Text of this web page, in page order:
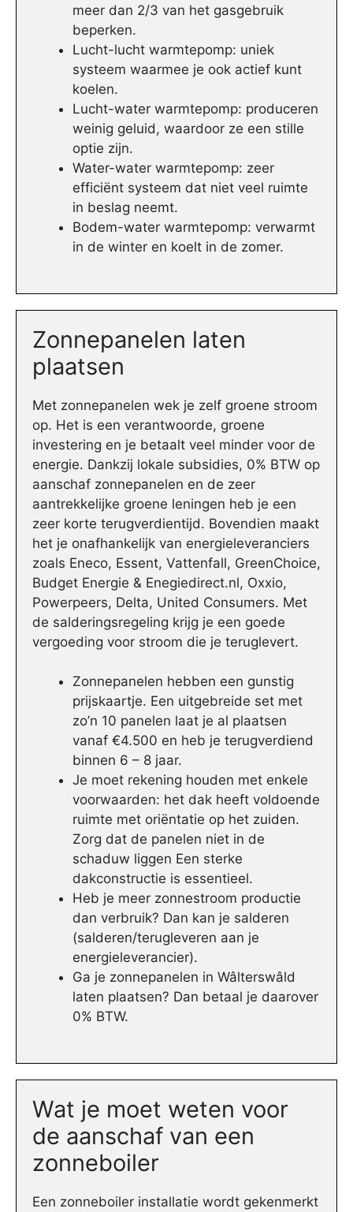
meer dan 2/3 van het gasgebruik
beperken.
Lucht-lucht warmtepomp: uniek
systeem waarmee je ook actief kunt
koelen.
Lucht-water warmtepomp: produceren
weinig geluid, waardoor ze een stille
optie zijn.
Water-water warmtepomp: zeer
efficiënt systeem dat niet veel ruimte
in beslag neemt.
Bodem-water warmtepomp: verwarmt
in de winter en koelt in de zomer.
Zonnepanelen laten
plaatsen
Met zonnepanelen wek je zelf groene stroom
op. Het is een verantwoorde, groene
investering en je betaalt veel minder voor de
energie. Dankzij lokale subsidies, 0% BTW op
aanschaf zonnepanelen en de zeer
aantrekkelijke groene leningen heb je een
zeer korte terugverdientijd. Bovendien maakt
het je onafhankelijk van energieleveranciers
zoals Eneco, Essent, Vattenfall, GreenChoice,
Budget Energie & Enegiedirect.nl, Oxxio,
Powerpeers, Delta, United Consumers. Met
de salderingsregeling krijg je een goede
vergoeding voor stroom die je teruglevert.
Zonnepanelen hebben een gunstig
prijskaartje. Een uitgebreide set met
zo’n 10 panelen laat je al plaatsen
vanaf €4.500 en heb je terugverdiend
binnen 6 – 8 jaar.
Je moet rekening houden met enkele
voorwaarden: het dak heeft voldoende
ruimte met oriëntatie op het zuiden.
Zorg dat de panelen niet in de
schaduw liggen Een sterke
dakconstructie is essentieel.
Heb je meer zonnestroom productie
dan verbruik? Dan kan je salderen
(salderen/terugleveren aan je
energieleverancier).
Ga je zonnepanelen in Wâlterswâld
laten plaatsen? Dan betaal je daarover
0% BTW.
Wat je moet weten voor
de aanschaf van een
zonneboiler
Een zonneboiler installatie wordt gekenmerkt